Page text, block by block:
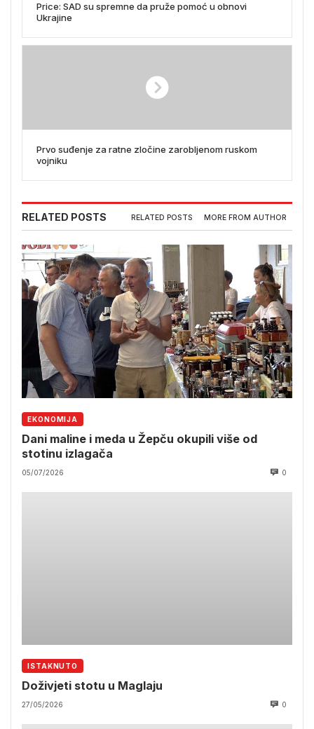
Price: SAD su spremne da pruže pomoć u obnovi
Ukrajine
Prvo suđenje za ratne zločine zarobljenom ruskom
vojniku
RELATED POSTS RELATED POSTS MORE FROM AUTHOR
EKONOMIJA
Dani maline i meda u Žepču okupili više od
stotinu izlagača
05/07/2026 0
ISTAKNUTO
Doživjeti stotu u Maglaju
27/05/2026 0